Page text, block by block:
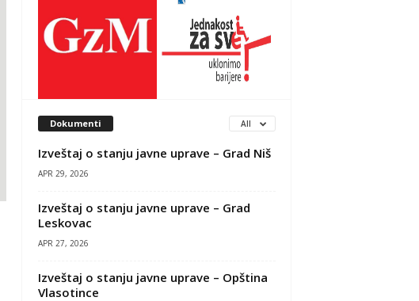
Dokumenti All
Izveštaj o stanju javne uprave – Grad Niš
APR 29, 2026
Izveštaj o stanju javne uprave – Grad
Leskovac
APR 27, 2026
Izveštaj o stanju javne uprave – Opština
Vlasotince